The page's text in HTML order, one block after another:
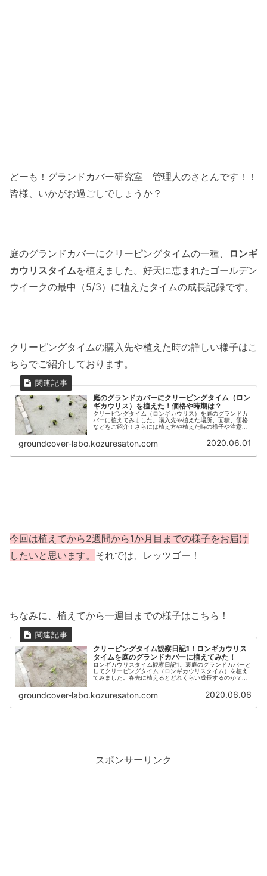
どーも！グランドカバー研究室 管理人のさとんです！！
皆様、いかがお過ごしでしょうか？
庭のグランドカバーにクリーピングタイムの一種、
ロンギ
カウリスタイムを植えました。好天に恵まれたゴールデン
ウイークの最中（5/3）に植えたタイムの成長記録です。
クリーピングタイムの購入先や植えた時の詳しい様子はこ
ちらでご紹介しております。
庭のグランドカバーにクリーピングタイム（ロン
ギカウリス）を植えた！価格や時期は？
クリーピングタイム（ロンギカウリス）を庭のグランドカ
バーに植えてみました。購入先や植えた場所、面積、価格
などをご紹介！さらには植え方や植えた時の様子や注意点
groundcover-labo.kozuresaton.com 2020.06.01
今回は植えてから2週間から1か月目までの様子をお届け
したいと思います。 それでは、レッツゴー！
ちなみに、植えてから一週目までの様子はこちら！
クリーピングタイム観察日記1！ロンギカウリス
タイムを庭のグランドカバーに植えてみた！
ロンギカウリスタイム観察日記1。裏庭のグランドカバーと
してクリーピングタイム（ロンギカウリスタイム）を植え
てみました。春先に植えるとどれくらい成長するのか？植
groundcover-labo.kozuresaton.com 2020.06.06
スポンサーリンク